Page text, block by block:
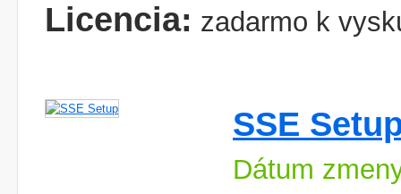
Licencia: zadarmo k
SSE
Dátum